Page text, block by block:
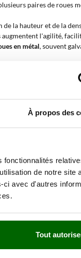
À propos des
de notre site
ci avec d'autres
Tout
paires de roues
la hauteur et de la
augmentent l'agilité,
en métal, souvent
peut entretenir
paramètre
la force nécessaire
à 53 cms'harmonise
géométries parfois
est recommandée
Éjection latérale sur un
amateursur terrains